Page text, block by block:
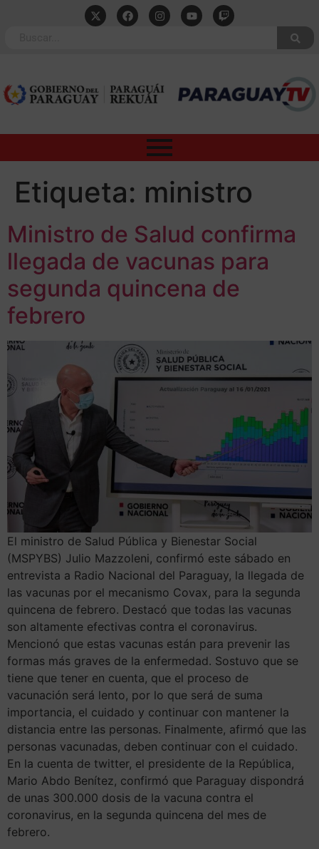
Etiqueta: ministro
Ministro de Salud confirma
llegada de vacunas para
segunda quincena de
febrero
El ministro de Salud Pública y Bienestar Social
(MSPYBS) Julio Mazzoleni, confirmó este sábado en
entrevista a Radio Nacional del Paraguay, la llegada de
las vacunas por el mecanismo Covax, para la segunda
quincena de febrero. Destacó que todas las vacunas
son altamente efectivas contra el coronavirus.
Mencionó que estas vacunas están para prevenir las
formas más graves de la enfermedad. Sostuvo que se
tiene que tener en cuenta, que el proceso de
vacunación será lento, por lo que será de suma
importancia, el cuidado y continuar con mantener la
distancia entre las personas. Finalmente, afirmó que las
personas vacunadas, deben continuar con el cuidado.
En la cuenta de twitter, el presidente de la República,
Mario Abdo Benítez, confirmó que Paraguay dispondrá
de unas 300.000 dosis de la vacuna contra el
coronavirus, en la segunda quincena del mes de
febrero.